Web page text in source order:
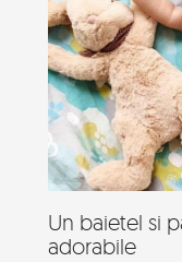
Un baietel si
adorabile